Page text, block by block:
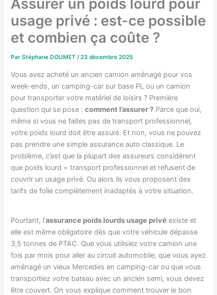
Assurer un poids lourd pour
usage privé : est-ce possible
et combien ça coûte ?
ParStéphane DOUMET/23 décembre 2025
Vous avez acheté un ancien camion aménagé pour vos
week-ends, un camping-car sur base PL ou un camion
pour transporter votre matériel de loisirs ? Première
question qui se pose :comment l’assurer ? Parce que oui,
même si vous ne faites pas de transport professionnel,
votre poids lourd doit être assuré. Et non, vous ne pouvez
pas prendre une simple assurance auto classique. Le
problème, c’est que la plupart des assureurs considèrent
que poids lourd = transport professionnel et refusent de
couvrir un usage privé. Ou alors ils vous proposent des
tarifs de folie complètement inadaptés à votre situation.
Pourtant, l’assurance poids lourds usage privé existe et
elle est même obligatoire dès que votre véhicule dépasse
3,5 tonnes de PTAC. Que vous utilisiez votre camion une
fois par mois pour aller au circuit automobile, que vous ayez
aménagé un vieux Mercedes en camping-car ou que vous
transportiez votre bateau avec un ancien semi, vous devez
être couvert. On vous explique comment trouver le bon